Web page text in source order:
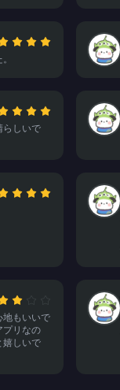
らしいで
地もいいで
プリなの
嬉しいで